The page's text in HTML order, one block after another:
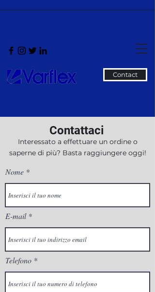
Contact
Contattaci
Interessato a effettuare un ordine o
saperne di più? Basta raggiungere oggi!
Nome
E-mail
Telefono